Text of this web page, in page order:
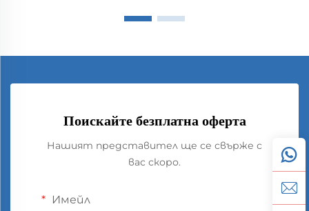
Поискайте безплатна оферта
Нашият представител ще се свърже с
вас скоро.
Имейл